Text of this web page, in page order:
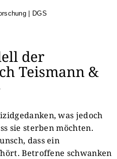
| DGS
der
Teismann &
was jedoch
sie sterben möchten.
dass ein
Betroffene schwanken